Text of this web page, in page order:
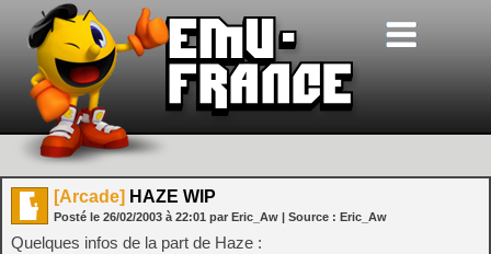
[Arcade] HAZE WIP
Posté le 26/02/2003 à 22:01 par Eric_Aw | Source : Eric_Aw
Quelques infos de la part de Haze :